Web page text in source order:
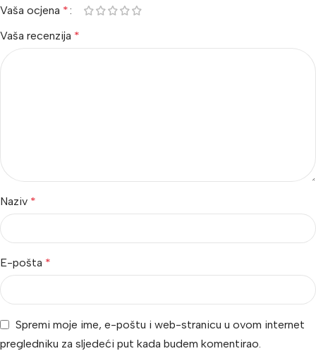
Vaša ocjena *
Vaša recenzija *
Naziv *
E-pošta *
Spremi moje ime, e-poštu i web-stranicu u ovom internet
pregledniku za sljedeći put kada budem komentirao.